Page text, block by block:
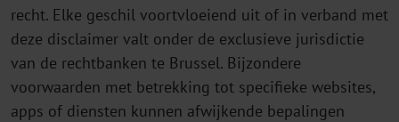
recht. Elke geschil voortvloeiend uit of in verband met
deze disclaimer valt onder de exclusieve jurisdictie
van de rechtbanken te Brussel. Bijzondere
voorwaarden met betrekking tot specifieke websites,
apps of diensten kunnen afwijkende bepalingen